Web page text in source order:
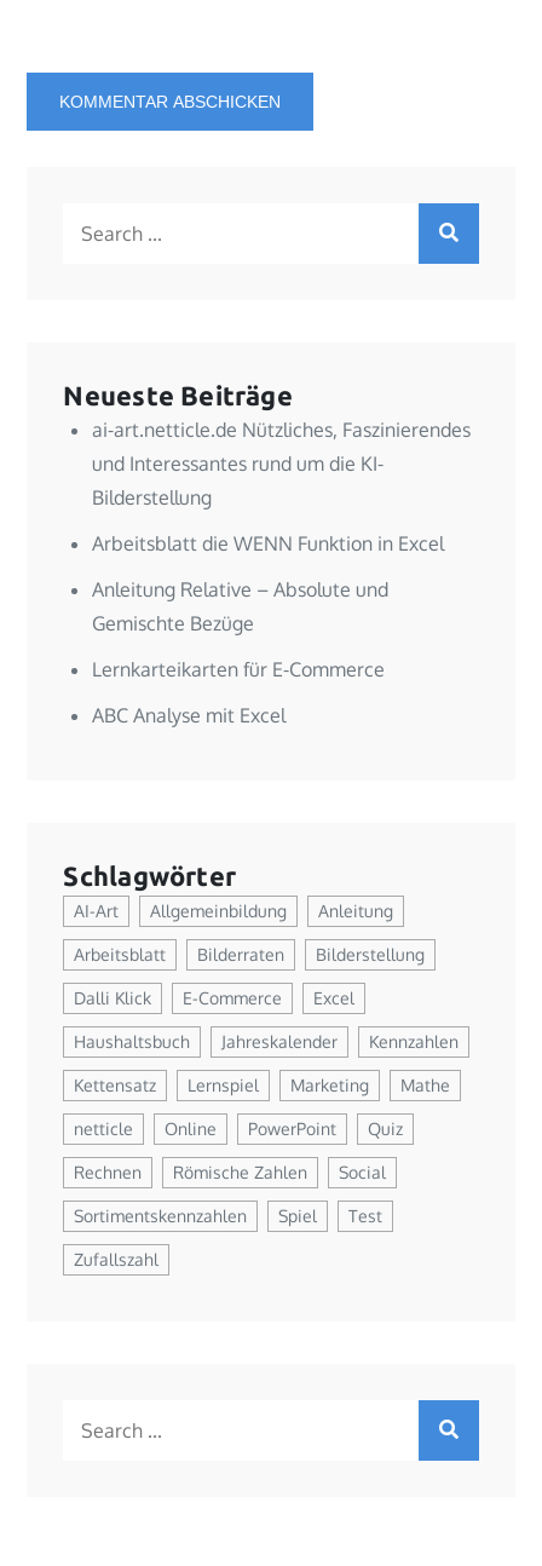
Neueste Beiträge
ai-art.netticle.de Nützliches, Faszinierendes
und Interessantes rund um die KI-
Bilderstellung
Arbeitsblatt die WENN Funktion in Excel
Anleitung Relative – Absolute und
Gemischte Bezüge
Lernkarteikarten für E-Commerce
ABC Analyse mit Excel
Schlagwörter
AI-Art Allgemeinbildung Anleitung
Arbeitsblatt Bilderraten Bilderstellung
Dalli Klick E-Commerce Excel
Haushaltsbuch Jahreskalender Kennzahlen
Kettensatz Lernspiel Marketing Mathe
netticle Online PowerPoint Quiz
Rechnen Römische Zahlen Social
Sortimentskennzahlen Spiel Test
Zufallszahl